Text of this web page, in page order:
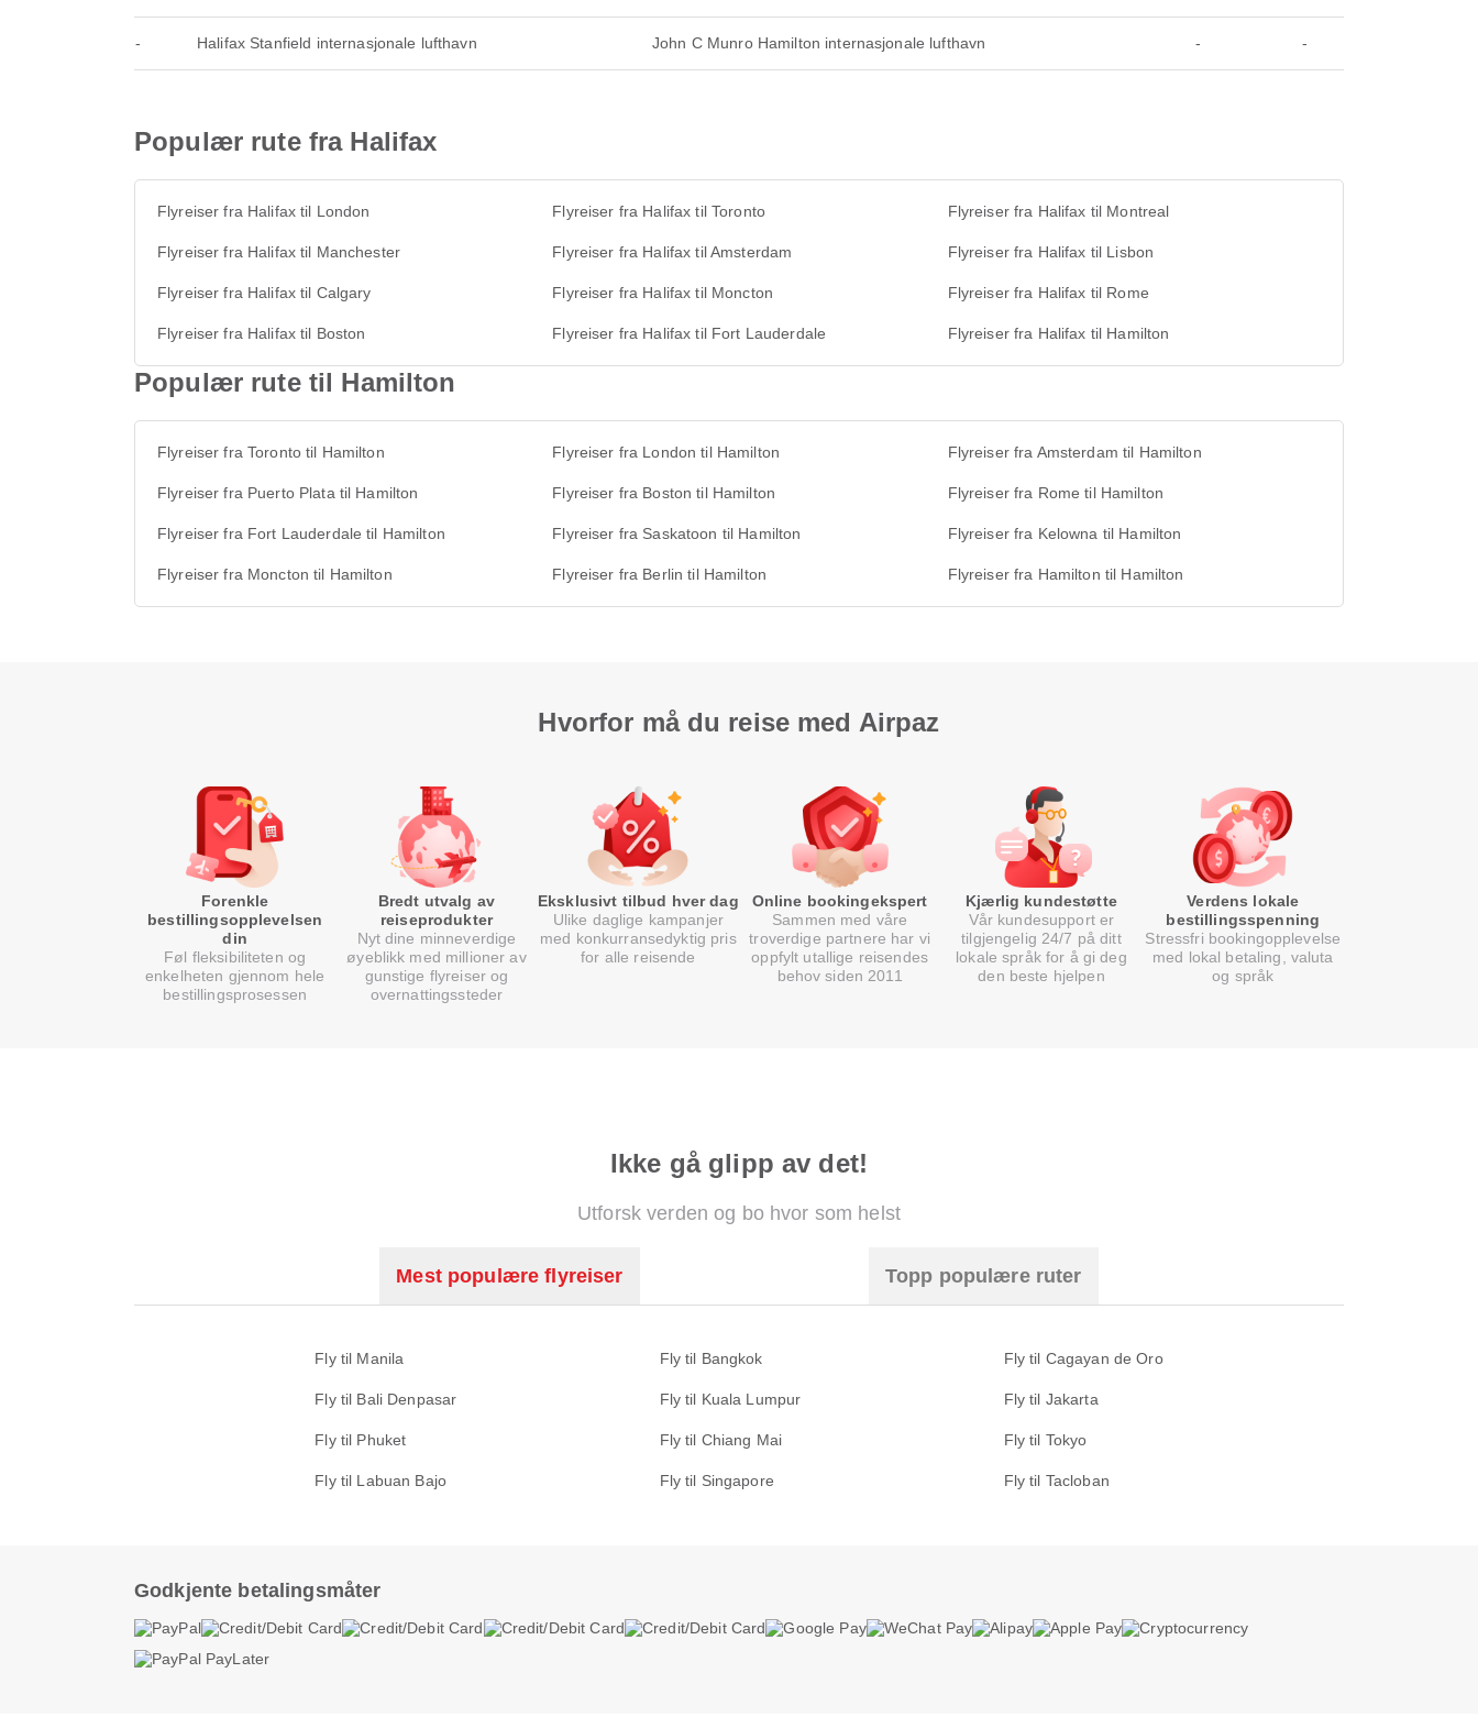
- Halifax Stanfield internasjonale lufthavn John C Munro Hamilton internasjonale lufthavn - -
Populær rute fra Halifax
Flyreiser fra Halifax til London Flyreiser fra Halifax til Toronto Flyreiser fra Halifax til Montreal
Flyreiser fra Halifax til Manchester Flyreiser fra Halifax til Amsterdam Flyreiser fra Halifax til Lisbon
Flyreiser fra Halifax til Calgary Flyreiser fra Halifax til Moncton Flyreiser fra Halifax til Rome
Flyreiser fra Halifax til Boston Flyreiser fra Halifax til Fort Lauderdale Flyreiser fra Halifax til Hamilton
Populær rute til Hamilton
Flyreiser fra Toronto til Hamilton Flyreiser fra London til Hamilton Flyreiser fra Amsterdam til Hamilton
Flyreiser fra Puerto Plata til Hamilton Flyreiser fra Boston til Hamilton Flyreiser fra Rome til Hamilton
Flyreiser fra Fort Lauderdale til Hamilton Flyreiser fra Saskatoon til Hamilton Flyreiser fra Kelowna til Hamilton
Flyreiser fra Moncton til Hamilton Flyreiser fra Berlin til Hamilton Flyreiser fra Hamilton til Hamilton
Hvorfor må du reise med Airpaz
Forenkle
bestillingsopplevelsen
din
Føl fleksibiliteten og
enkelheten gjennom hele
bestillingsprosessen
Bredt utvalg av
reiseprodukter
Nyt dine minneverdige
øyeblikk med millioner av
gunstige flyreiser og
overnattingssteder
Eksklusivt tilbud hver dag
Ulike daglige kampanjer
med konkurransedyktig pris
for alle reisende
Online bookingekspert
Sammen med våre
troverdige partnere har vi
oppfylt utallige reisendes
behov siden 2011
Kjærlig kundestøtte
Vår kundesupport er
tilgjengelig 24/7 på ditt
lokale språk for å gi deg
den beste hjelpen
Verdens lokale
bestillingsspenning
Stressfri bookingopplevelse
med lokal betaling, valuta
og språk
Ikke gå glipp av det!
Utforsk verden og bo hvor som helst
Mest populære flyreiser Topp populære ruter
Fly til Manila Fly til Bangkok Fly til Cagayan de Oro
Fly til Bali Denpasar Fly til Kuala Lumpur Fly til Jakarta
Fly til Phuket Fly til Chiang Mai Fly til Tokyo
Fly til Labuan Bajo Fly til Singapore Fly til Tacloban
Godkjente betalingsmåter